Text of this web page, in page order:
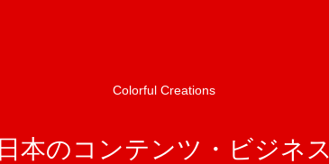
Colorful Creations
日本のコンテンツ・ビジネス